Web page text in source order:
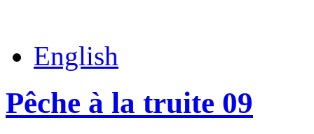
English
Pêche à la truite 09